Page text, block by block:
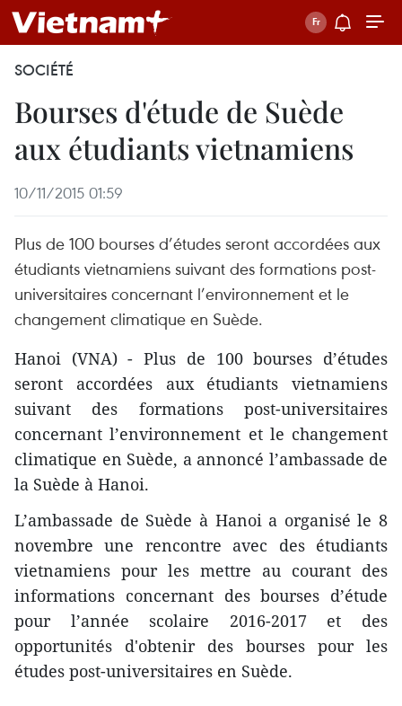
SOCIÉTÉ
Bourses d'étude de Suède
aux étudiants vietnamiens
10/11/2015 01:59
Plus de 100 bourses d’études seront accordées aux
étudiants vietnamiens suivant des formations post-
universitaires concernant l’environnement et le
changement climatique en Suède.
Hanoi (VNA) - Plus de 100 bourses d’études
seront accordées aux étudiants vietnamiens
suivant des formations post-universitaires
concernant l’environnement et le changement
climatique en Suède, a annoncé l’ambassade de
la Suède à Hanoi.
L’ambassade de Suède à Hanoi a organisé le 8
novembre une rencontre avec des étudiants
vietnamiens pour les mettre au courant des
informations concernant des bourses d’étude
pour l’année scolaire 2016-2017 et des
opportunités d'obtenir des bourses pour les
études post-universitaires en Suède.